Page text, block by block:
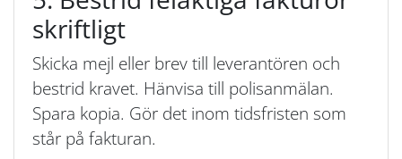
skriftligt
Skicka mejl eller brev till leverantören och
bestrid kravet. Hänvisa till polisanmälan.
Spara kopia. Gör det inom tidsfristen som
står på fakturan.